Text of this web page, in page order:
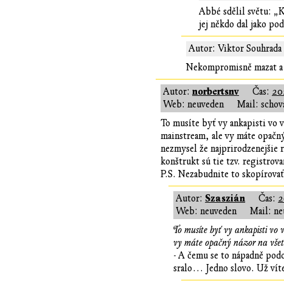
Abbé sdělil světu:
jej někdo dal jako
Autor: Viktor
Nekompromisně mazat
Autor:norbertsnv Čas:
Web: neuveden
Mail:
To musíte byť vy ankapisti vo
mainstream, ale vy máte
nezmysel že najprirodzenejšie
konštrukt sú tie tzv.
P.S. Nezabudnite to
Autor: Szaszián Čas:
Web: neuveden
Mail:
To musíte byť vy ankapisti vo
vy máte opačný názor na
- A čemu se to nápadně
sralo… Jedno slovo. Už